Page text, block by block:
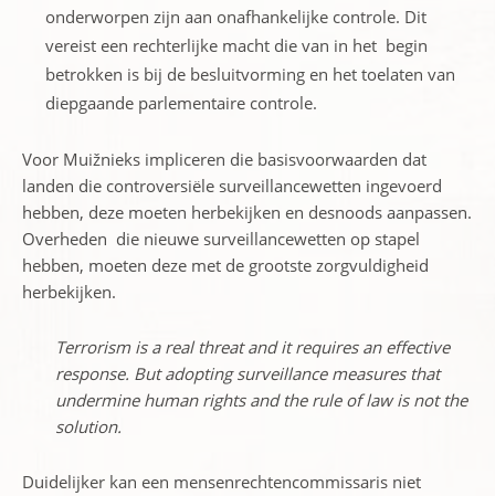
onderworpen zijn aan onafhankelijke controle. Dit
vereist een rechterlijke macht die van in het begin
betrokken is bij de besluitvorming en het toelaten van
diepgaande parlementaire controle.
Voor Muižnieks impliceren die basisvoorwaarden dat
landen die controversiële surveillancewetten ingevoerd
hebben, deze moeten herbekijken en desnoods aanpassen.
Overheden die nieuwe surveillancewetten op stapel
hebben, moeten deze met de grootste zorgvuldigheid
herbekijken.
Terrorism is a real threat and it requires an effective
response. But adopting surveillance measures that
undermine human rights and the rule of law is not the
solution.
Duidelijker kan een mensenrechtencommissaris niet